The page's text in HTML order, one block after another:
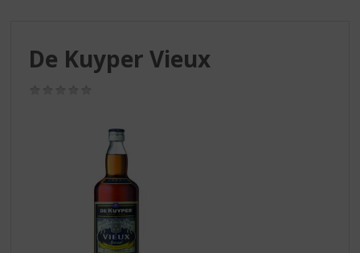
De Kuyper Vieux